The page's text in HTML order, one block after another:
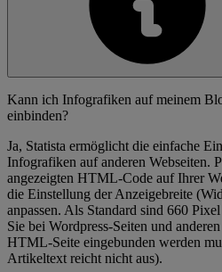
Kann ich Infografiken auf meinem
einbinden?
Ja, Statista ermöglicht die einfache
Infografiken auf anderen Webseiten.
angezeigten HTML-Code auf Ihrer
die Einstellung der Anzeigebreite
anpassen. Als Standard sind 660
Sie bei Wordpress-Seiten und
HTML-Seite eingebunden werden
Artikeltext reicht nicht aus).